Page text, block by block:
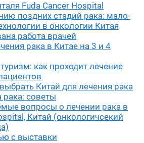
Fuda Cancer Hospital
позд­них ста­дий рака: мало­
в онко­ло­гии Китая
рабо­та врачей
рака в Китае на 3 и 4
как про­хо­дит лече­ние
Китай для лече­ния рака
советы
вопро­сы о лече­нии рака в
Китай (онко­ло­гич­се­кий
с выставки